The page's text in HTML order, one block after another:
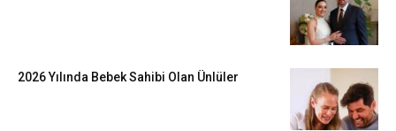
2026 Yılında Bebek Sahibi Olan Ünlüler